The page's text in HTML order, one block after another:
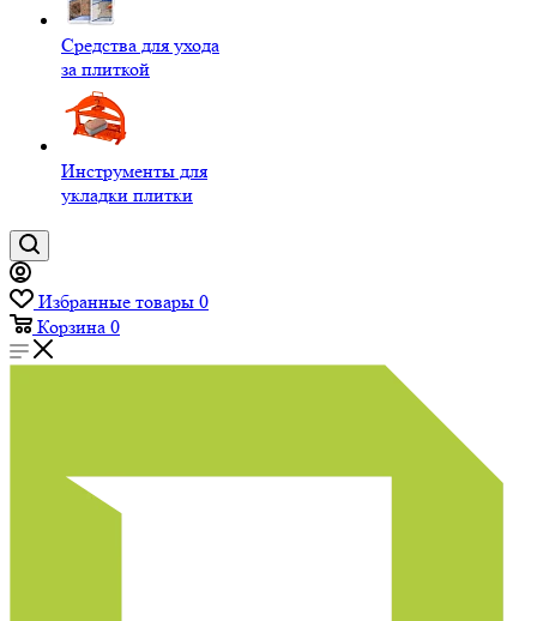
Средства для ухода
за плиткой
Инструменты для
укладки плитки
Избранные товары 0
Корзина 0